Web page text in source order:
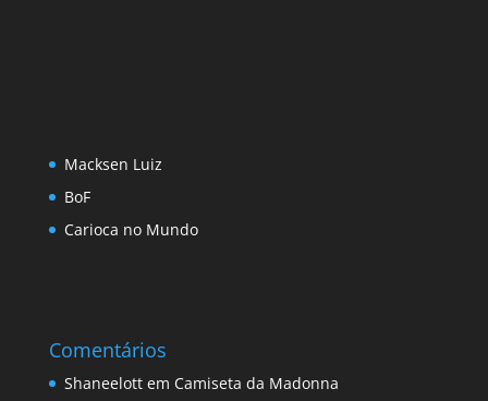
Macksen Luiz
BoF
Carioca no Mundo
Comentários
Shaneelottem Camiseta da Madonna